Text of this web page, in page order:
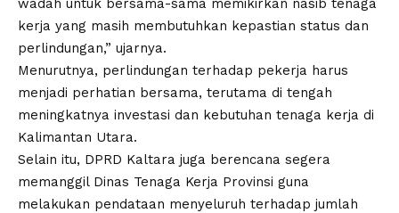
wadah untuk bersama-sama memikirkan nasib tenaga
kerja yang masih membutuhkan kepastian status dan
perlindungan,” ujarnya.
Menurutnya, perlindungan terhadap pekerja harus
menjadi perhatian bersama, terutama di tengah
meningkatnya investasi dan kebutuhan tenaga kerja di
Kalimantan Utara.
Selain itu, DPRD Kaltara juga berencana segera
memanggil Dinas Tenaga Kerja Provinsi guna
melakukan pendataan menyeluruh terhadap jumlah